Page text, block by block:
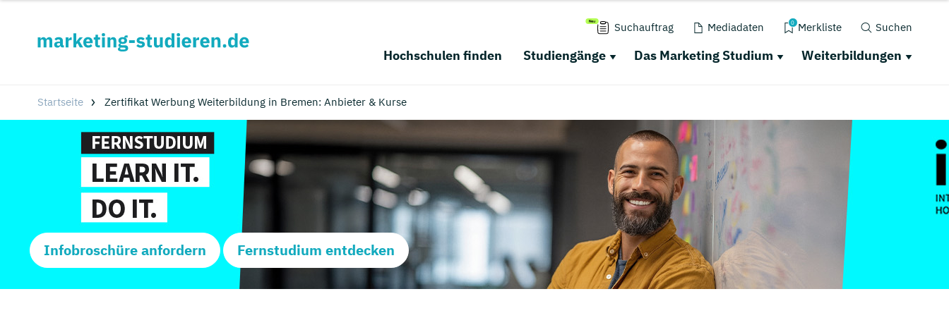
Suchauftrag Mediadaten 0 Merkliste Suchen
Hochschulen finden Studiengänge Das Marketing Studium Weiterbildungen
Startseite Zertifikat Werbung Weiterbildung in Bremen: Anbieter & Kurse
Infobroschüre anfordern Fernstudium entdecken